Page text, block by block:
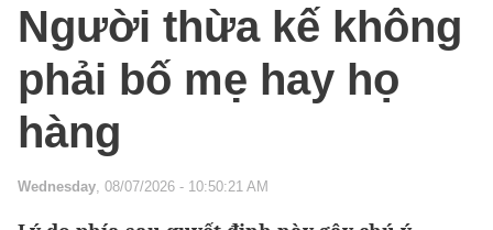
Người thừa kế không
phải bố mẹ hay họ
hàng
Wednesday, 08/07/2026 - 10:50:21 AM